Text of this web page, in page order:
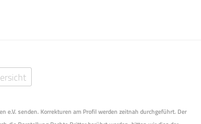
e.V. senden. Korrekturen am Profil werden zeitnah durchgeführt. Der